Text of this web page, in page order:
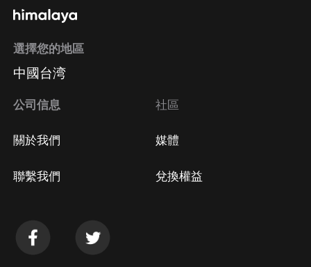
選擇您的地區
中國台湾
公司信息
關於我們
聯繫我們
社區
媒體
兌換權益